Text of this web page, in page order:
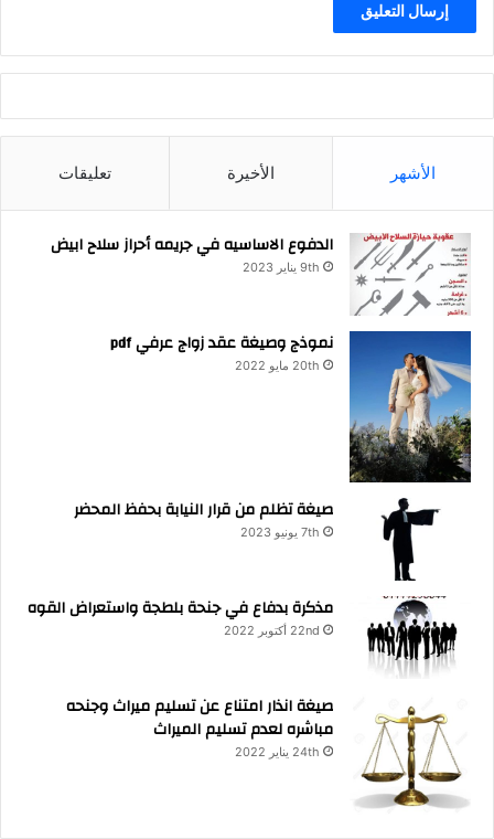
الأشهر الأخيرة تعليقات
الدفوع الاساسيه في جريمه أحراز سلاح ابيض
9th يناير 2023
نموذج وصيغة عقد زواج عرفي pdf
20th مايو 2022
صيغة تظلم من قرار النيابة بحفظ المحضر
7th يونيو 2023
مذكرة بدفاع في جنحة بلطجة واستعراض القوه
22nd أكتوبر 2022
صيغة انذار امتناع عن تسليم ميراث وجنحه
مباشره لعدم تسليم الميراث
24th يناير 2022